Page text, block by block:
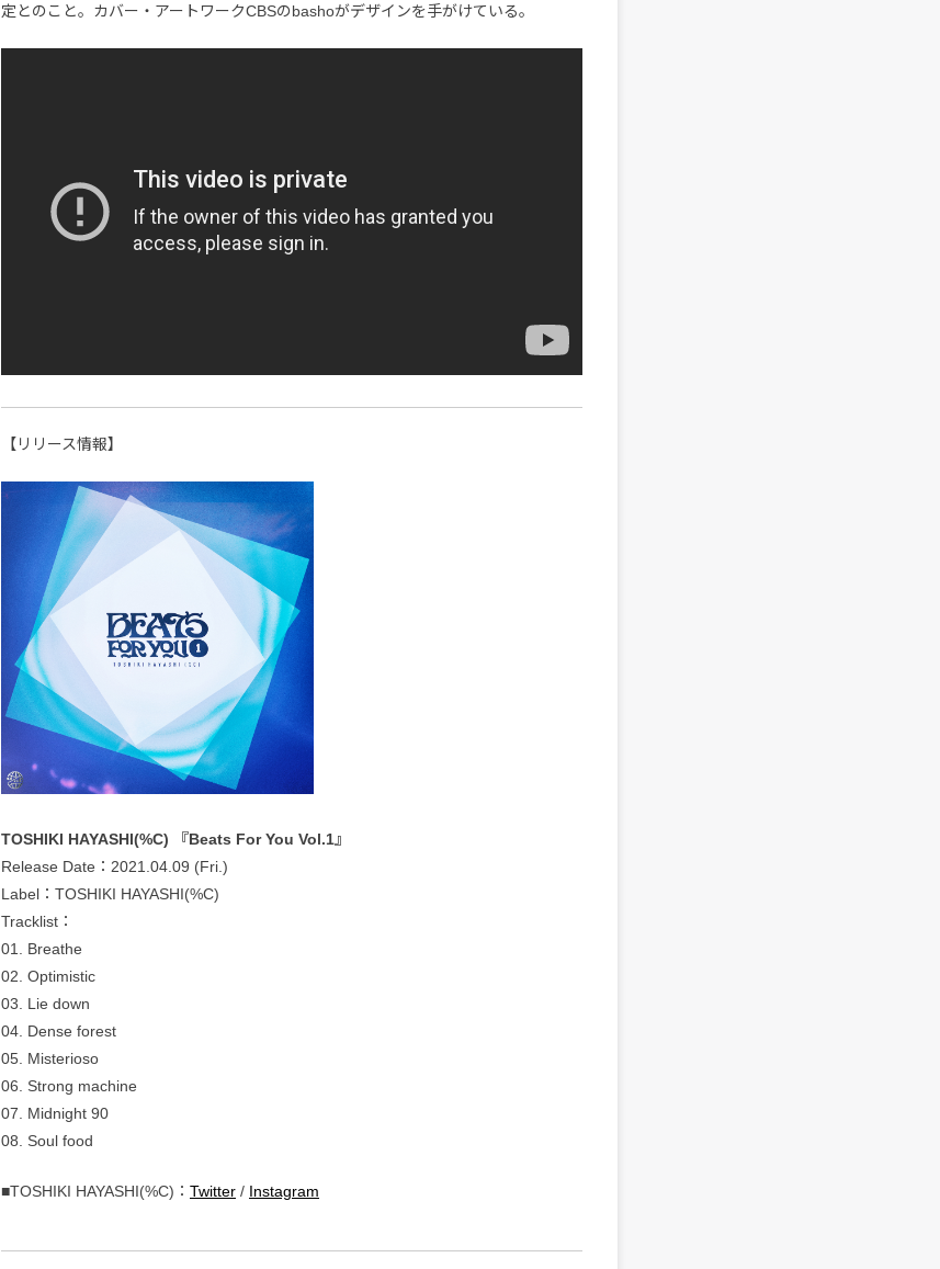
定とのこと。カバー・アートワークCBSのbashoがデザインを手がけている。
【リリース情報】
TOSHIKI HAYASHI(%C) 『Beats For You Vol.1』
Release Date：2021.04.09 (Fri.)
Label：TOSHIKI HAYASHI(%C)
Tracklist：
01. Breathe
02. Optimistic
03. Lie down
04. Dense forest
05. Misterioso
06. Strong machine
07. Midnight 90
08. Soul food
■TOSHIKI HAYASHI(%C)： Twitter / Instagram